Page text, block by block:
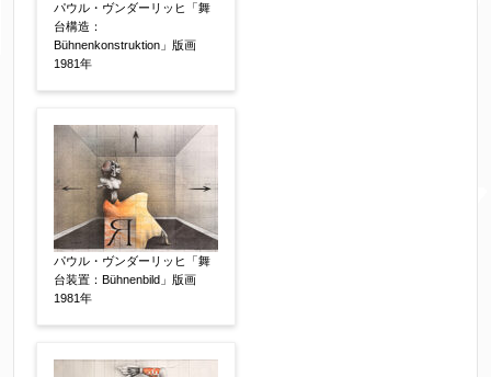
絵の画面サイズ 【任意】
額装
軸装
その他
サイン等の有無 【任意】
サイン有(自筆)
鑑定証書付
パウル・ヴンダーリッヒ「舞
台構造：
Bühnenkonstruktion」版画
1981年
パウル・ヴンダーリッヒ「舞
台装置：Bühnenbild」版画
1981年